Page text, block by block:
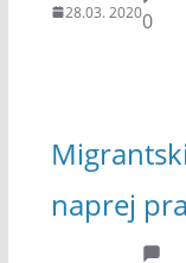
28.03. 20200
naprej